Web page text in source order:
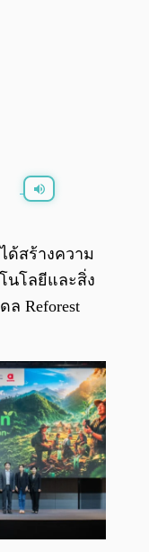
ด้สร้างความ
นโลยีและสิ่ง
Reforest